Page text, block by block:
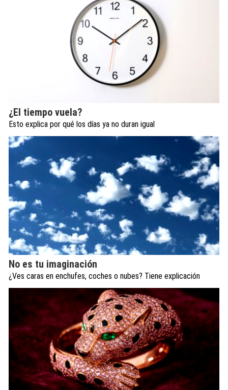
¿El tiempo vuela?
Esto explica por qué los días ya no duran igual
No es tu imaginación
¿Ves caras en enchufes, coches o nubes? Tiene explicación